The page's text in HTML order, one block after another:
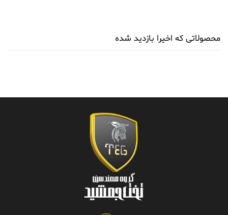
محصولاتی که اخیرا بازدید شده